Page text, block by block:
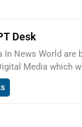
Desk
In News World are
Media which